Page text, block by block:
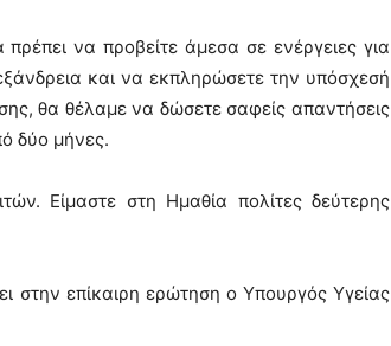
να προβείτε άμεσα σε ενέργειες για
και να εκπληρώσετε την υπόσχεσή
θα θέλαμε να δώσετε σαφείς απαντήσεις
δύο μήνες.
Είμαστε στη Ημαθία πολίτες δεύτερης
στην επίκαιρη ερώτηση ο Υπουργός Υγείας